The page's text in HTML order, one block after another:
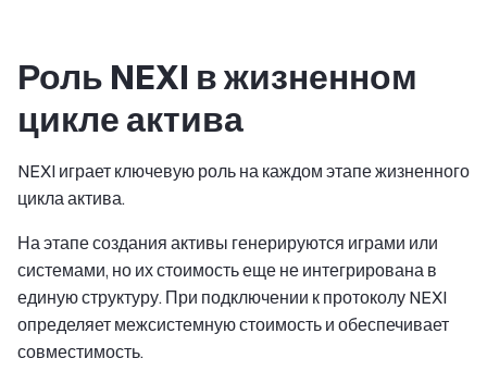
Роль NEXI в жизненном
цикле актива
NEXI играет ключевую роль на каждом этапе жизненного
цикла актива.
На этапе создания активы генерируются играми или
системами, но их стоимость еще не интегрирована в
единую структуру. При подключении к протоколу NEXI
определяет межсистемную стоимость и обеспечивает
совместимость.